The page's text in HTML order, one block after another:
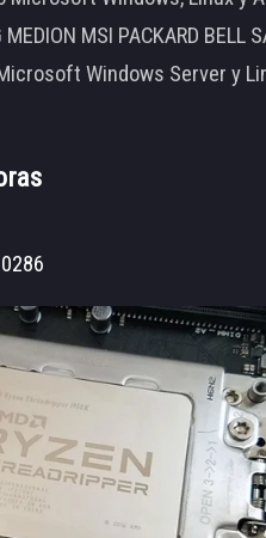
MEDION MSI PACKARD
Windows Server y